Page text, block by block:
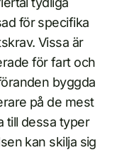
för specifika
Vissa är
för fart och
byggda
på de mest
till dessa typer
kan skilja sig